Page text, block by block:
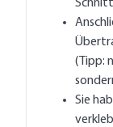
(Tipp:
Sie